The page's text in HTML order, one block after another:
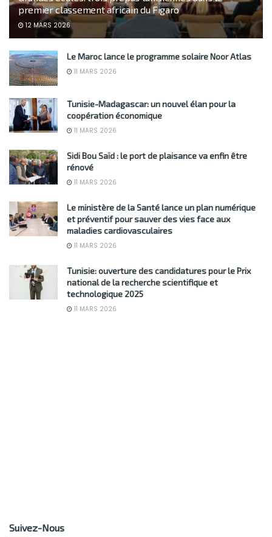
premier classement africain du Figaro
12 MARS 2026
Le Maroc lance le programme solaire Noor Atlas
11 MARS 2026
Tunisie-Madagascar: un nouvel élan pour la
coopération économique
11 MARS 2026
Sidi Bou Saïd : le port de plaisance va enfin être
rénové
11 MARS 2026
Le ministère de la Santé lance un plan numérique
et préventif pour sauver des vies face aux
maladies cardiovasculaires
11 MARS 2026
Tunisie: ouverture des candidatures pour le Prix
national de la recherche scientifique et
technologique 2025
11 MARS 2026
Suivez-Nous